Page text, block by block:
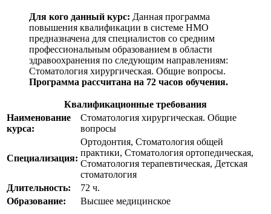
Для кого данный курс: Данная программа
повышения квалификации в системе НМО
предназначена для специалистов со средним
профессиональным образованием в области
здравоохранения по следующим направлениям:
Стоматология хирургическая. Общие вопросы.
Программа рассчитана на 72 часов обучения.
Квалификационные требования
Наименование
курса:
Стоматология хирургическая. Общие
вопросы
Специализация:
Ортодонтия, Стоматология общей
практики, Стоматология ортопедическая,
Стоматология терапевтическая, Детская
стоматология
Длительность:
72 ч.
Образование:
Высшее медицинское